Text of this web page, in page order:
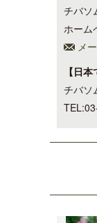
チバソ
ホーム
メ
【日
チバソ